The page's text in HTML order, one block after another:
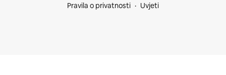
Pravila o privatnosti
Uvjeti